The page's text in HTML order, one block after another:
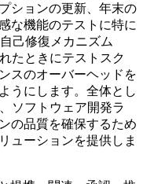
ションの更新、年末の
な機能のテストに特に
己修復メカニズム
たときにテストスク
スのオーバーヘッドを
うにします。全体とし
ソフトウェア開発ラ
の品質を確保するため
ューションを提供しま